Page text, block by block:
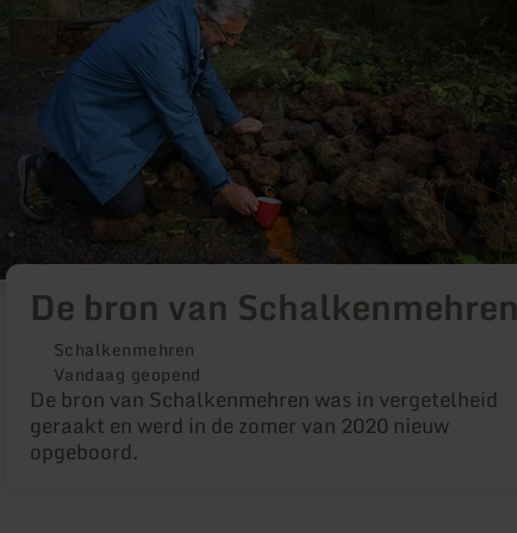
De bron van Schalkenmehren
Schalkenmehren
Vandaag geopend
De bron van Schalkenmehren was in vergetelheid
geraakt en werd in de zomer van 2020 nieuw
opgeboord.
Schalkenmehren